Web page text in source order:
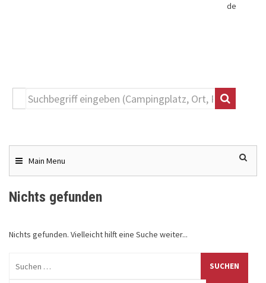
de
content Main Menu
Nichts gefunden
Nichts gefunden. Vielleicht hilft eine Suche weiter...
nach: